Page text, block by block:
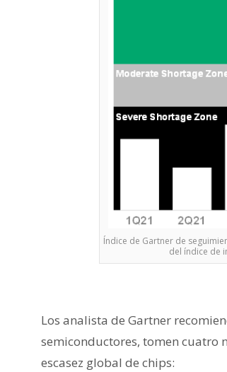
Índice de Gartner de
del índice de
Los analista de Gartner
semiconductores, tomen cuatro
escasez global de chips: